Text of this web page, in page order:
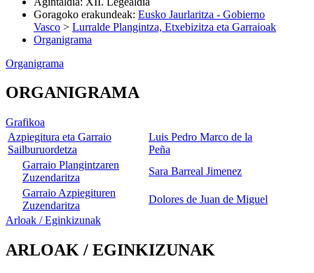
Goragoko erakundeak: Eusko Jaurlaritza - Gobierno
Vasco > Lurralde Plangintza, Etxebizitza eta Garraioak
Organigrama
Organigrama
ORGANIGRAMA
Grafikoa
Azpiegitura eta Garraio
Sailburuordetza
Luis Pedro Marco de la
Peña
Garraio Plangintzaren
Zuzendaritza
Sara Barreal Jimenez
Garraio Azpiegituren
Zuzendaritza
Dolores de Juan de Miguel
Arloak / Eginkizunak
ARLOAK / EGINKIZUNAK